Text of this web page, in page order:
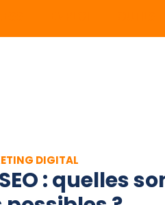
DIGITAL
: quelles